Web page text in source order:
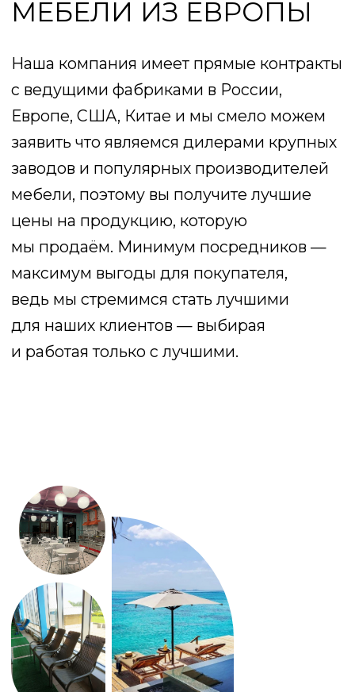
Шезлонги в наличии как по не дорогим
в нашем магазине, организуя абсолютно
любое пространство для отдыха и
приема гостей, создавая любимое место
под ваши требования и ваши условия.
заниматься самовывозом купленного
товара, просто скажите куда его к вам
привезти. Мы с удовольствием
организуем доставку в удобное для вас
время и удобное для вас место, обсудив
все необходимые моменты
транспортировки и поможем сделать
правильный выбор. Стоимость данной
услуги весьма не велика, но вам не
придется самостоятельно решать вопрос
с доставкой.